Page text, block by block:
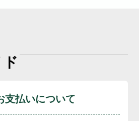
支払いについて